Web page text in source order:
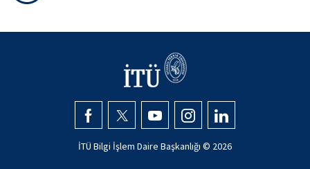
İTÜ Bilgi İşlem Daire Başkanlığı © 2026